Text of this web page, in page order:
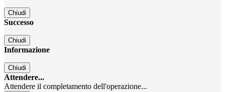
Chiudi
Successo
Chiudi
Informazione
Chiudi
Attendere...
Attendere il completamento dell'operazione...